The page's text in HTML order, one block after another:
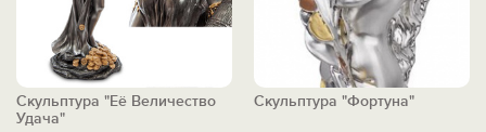
Скульптура "Её Величество
Удача"
Скульптура "Фортуна"